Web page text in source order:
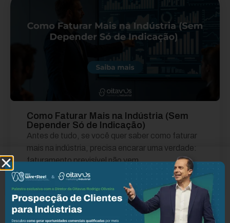
Como Faturar Mais na Indústria (Sem
Depender Só de Indicação)
Antes de tudo, se você quer saber como faturar
mais na indústria, precisa encarar uma verdade:
faturamento previsível não vem...
Leia mais